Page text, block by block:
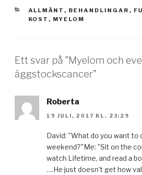
KATEGORIER
ALLMÄNT , BEHANDLINGAR ,
KOST , MYELOM
Ett svar på ”Myelom och
äggstockscancer”
Roberta
19 JULI, 2017 KL. 23:29
David: "What do you want to
weekend?"Me: "Sit on the
watch Lifetime, and read a
….He just doesn't get how